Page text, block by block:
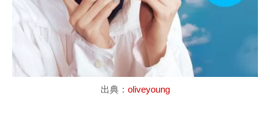
出典： oliveyoung